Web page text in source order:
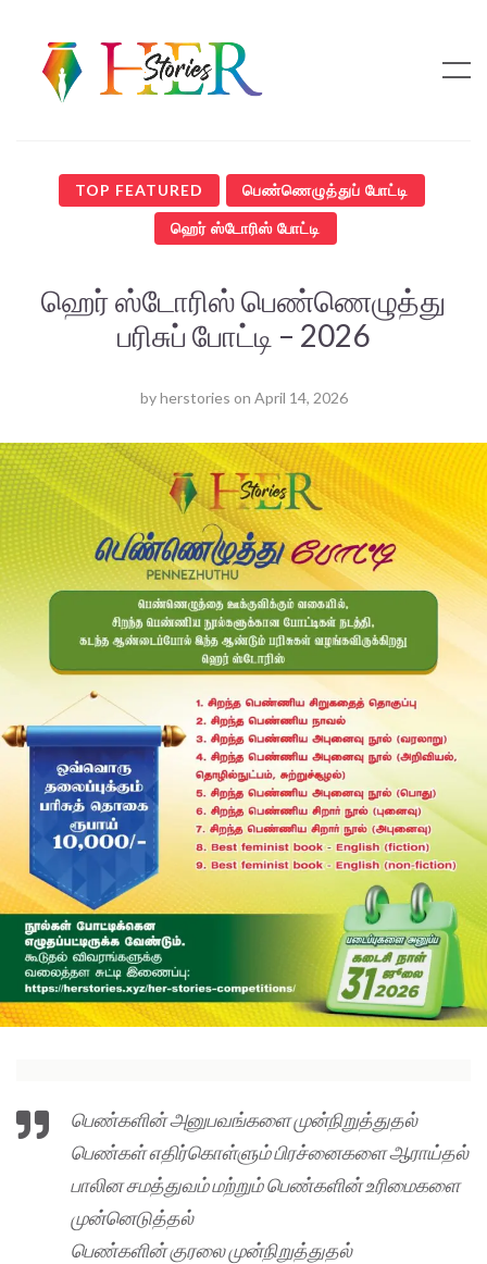
TOP FEATURED பெண்ணெழுத்துப் போட்டி
ஹெர் ஸ்டோரிஸ் போட்டி
ஹெர் ஸ்டோரிஸ் பெண்ணெழுத்து
பரிசுப் போட்டி – 2026
byherstories on April 14, 2026
பெண்களின் அனுபவங்களை முன்நிறுத்துதல்
பெண்கள் எதிர்கொள்ளும் பிரச்னைகளை ஆராய்தல்
பாலின சமத்துவம் மற்றும் பெண்களின் உரிமைகளை
முன்னெடுத்தல்
பெண்களின் குரலை முன்நிறுத்துதல்